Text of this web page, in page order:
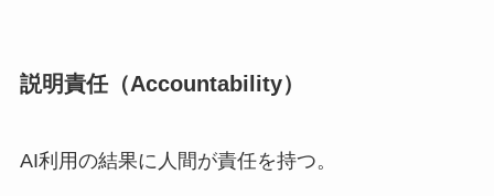
説明責任（Accountability）
AI利用の結果に人間が責任を持つ。